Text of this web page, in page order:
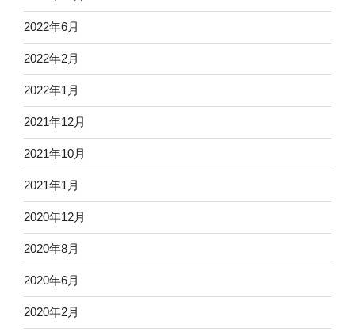
2022年6月
2022年2月
2022年1月
2021年12月
2021年10月
2021年1月
2020年12月
2020年8月
2020年6月
2020年2月